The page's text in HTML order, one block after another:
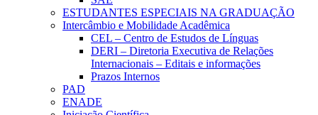
ESTUDANTES ESPECIAIS NA GRADUAÇÃO
Intercâmbio e Mobilidade Acadêmica
CEL – Centro de Estudos de Línguas
DERI – Diretoria Executiva de Relações
Internacionais – Editais e informações
Prazos Internos
PAD
ENADE